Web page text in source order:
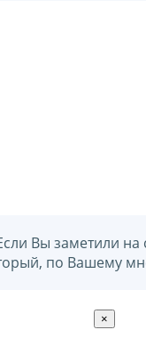
Вы заметили
по Вашему
×